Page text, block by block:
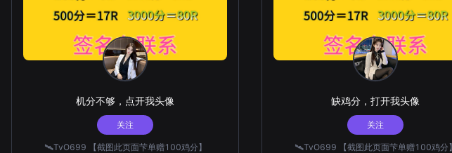
机分不够，点开我头像
关注
🛰️TvO699 【截图此页面芐单赠100鸡分】
缺鸡分，打开我头像
关注
🛰️TvO699 【截图此页面芐单赠100鸡分】